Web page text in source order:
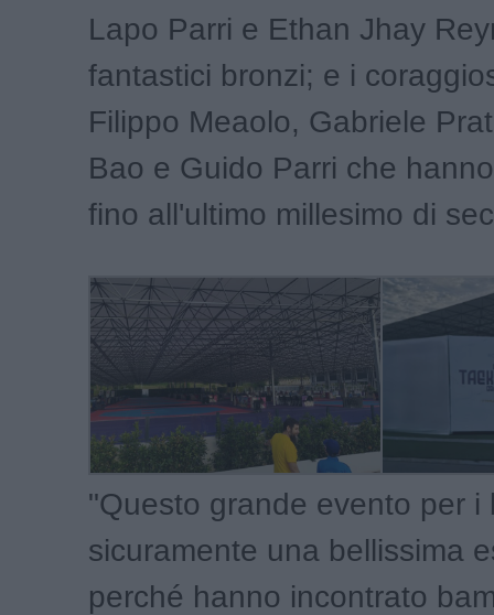
Lapo Parri e Ethan Jhay
fantastici bronzi; e i
Filippo Meaolo, Gabriele
Bao e Guido Parri che
fino all'ultimo millesimo di
"Questo grande evento per i
sicuramente una bellissima
perché hanno incontrato